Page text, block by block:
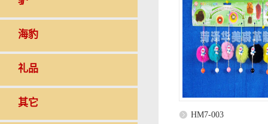
海豹
礼品
其它
HM7-003